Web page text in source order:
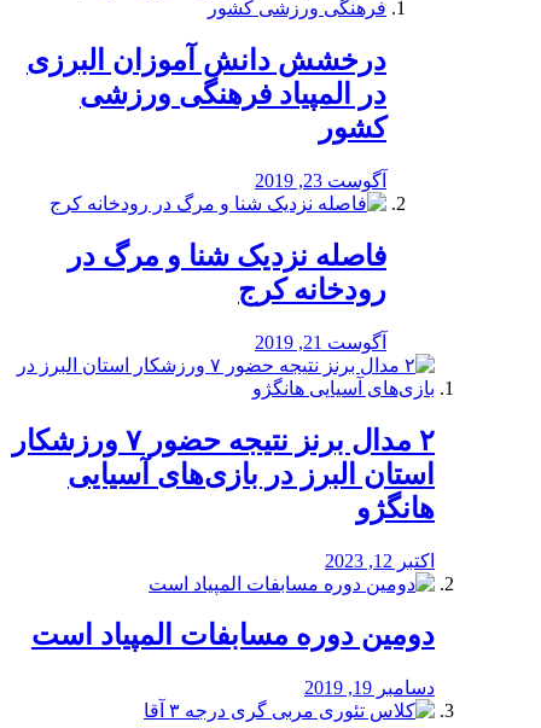
درخشش دانش آموزان البرزی
در المپیاد فرهنگی ورزشی
کشور
آگوست 23, 2019
️فاصله نزدیک شنا و مرگ در
رودخانه کرج
آگوست 21, 2019
۲ مدال برنز نتیجه حضور ۷ ورزشکار
استان البرز در بازی‌های آسیایی
هانگژو
اکتبر 12, 2023
دومین دوره مسابفات المپیاد است
دسامبر 19, 2019